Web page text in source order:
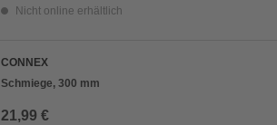
Nicht online erhältlich
CONNEX
Schmiege, 300 mm
21,99 €